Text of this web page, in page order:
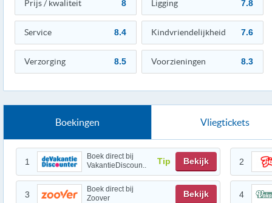
Prijs / kwaliteit 8 Ligging 7.8
Service 8.4 Kindvriendelijkheid 7.6
Verzorging 8.5 Voorzieningen 8.3
Boekingen Vliegtickets
1
Boek direct bij
VakantieDiscoun..
Tip Bekijk 2
3
Boek direct bij
Zoover
Bekijk 4